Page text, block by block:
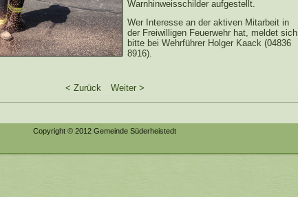
Warnhinweisschilder aufgestellt.
Wer Interesse an der aktiven Mitarbeit in
der Freiwilligen Feuerwehr hat, meldet sich
bitte bei Wehrführer Holger Kaack (04836
8916).
< Zurück Weiter >
Copyright © 2012 Gemeinde Süderheistedt